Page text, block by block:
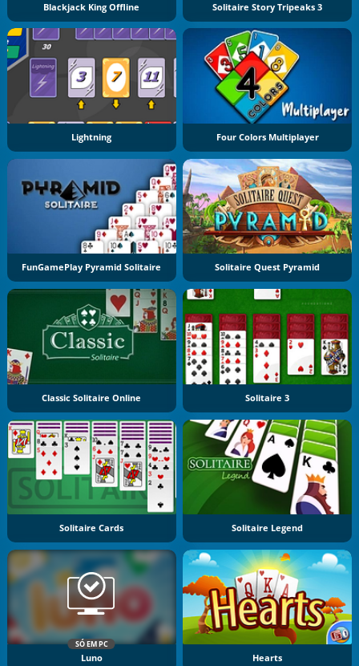
Blackjack King Offline Solitaire Story Tripeaks 3
Lightning Four Colors Multiplayer
FunGamePlay Pyramid Solitaire Solitaire Quest Pyramid
Classic Solitaire Online Solitaire 3
Solitaire Cards Solitaire Legend
SÓ EM PC
Luno Hearts